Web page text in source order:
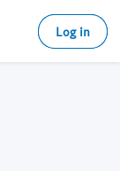
Log in